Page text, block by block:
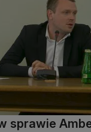
sprawie